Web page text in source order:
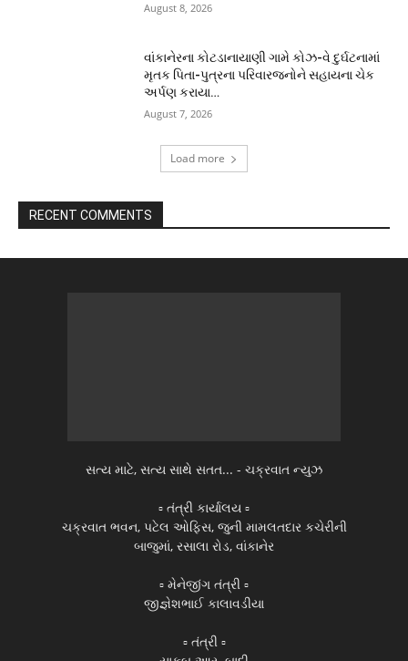
August 8, 2026
વાંકાનેરના કોટડાનાયાણી ગામે કોઝ-વે દુર્ઘટનામાં
મૃતક પિતા-પુત્રના પરિવારજનોને સહાયના ચેક
અર્પણ કરાયા…
August 7, 2026
Load more
RECENT COMMENTS
સત્ય માટે, સત્ય સાથે સતત... - ચક્રવાત ન્યુઝ
▫️ તંત્રી કાર્યાલય ▫️
ચક્રવાત ભવન, પટેલ ઓફિસ, જુની મામલતદાર કચેરીની
બાજુમાં, રસાલા રોડ, વાંકાનેર
▫️ મેનેજીંગ તંત્રી ▫️
જીજ્ઞેશભાઈ કાલાવડીયા
▫️ તંત્રી ▫️